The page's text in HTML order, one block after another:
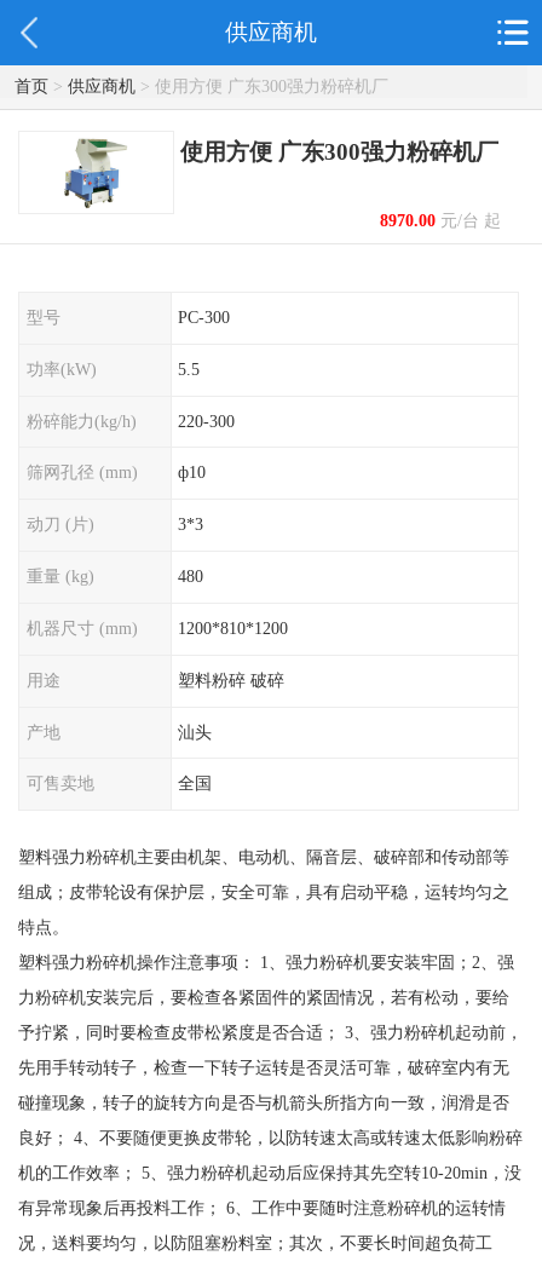
供应商机
首页> 供应商机> 使用方便 广东300强力粉碎机厂
使用方便 广东300强力粉碎机厂
8970.00元/台 起
型号 PC-300
功率(kW) 5.5
粉碎能力(kg/h) 220-300
筛网孔径 (mm) ф10
动刀 (片) 3*3
重量 (kg) 480
机器尺寸 (mm) 1200*810*1200
用途 塑料粉碎 破碎
产地 汕头
可售卖地 全国
塑料强力粉碎机主要由机架、电动机、隔音层、破碎部和传动部等
组成；皮带轮设有保护层，安全可靠，具有启动平稳，运转均匀之
特点。
塑料强力粉碎机操作注意事项： 1、强力粉碎机要安装牢固；2、强
力粉碎机安装完后，要检查各紧固件的紧固情况，若有松动，要给
予拧紧，同时要检查皮带松紧度是否合适； 3、强力粉碎机起动前，
先用手转动转子，检查一下转子运转是否灵活可靠，破碎室内有无
碰撞现象，转子的旋转方向是否与机箭头所指方向一致，润滑是否
良好； 4、不要随便更换皮带轮，以防转速太高或转速太低影响粉碎
机的工作效率； 5、强力粉碎机起动后应保持其先空转10-20min，没
有异常现象后再投料工作； 6、工作中要随时注意粉碎机的运转情
况，送料要均匀，以防阻塞粉料室；其次，不要长时间超负荷工